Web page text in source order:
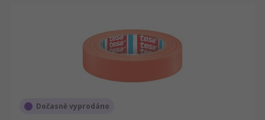
Dočasně vyprodáno